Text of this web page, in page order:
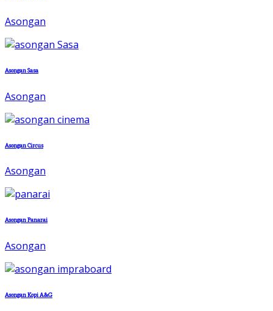
Asongan
Asongan Sasa
Asongan
Asongan Circus
Asongan
Asongan Panarai
Asongan
Asongan Kopi A&G